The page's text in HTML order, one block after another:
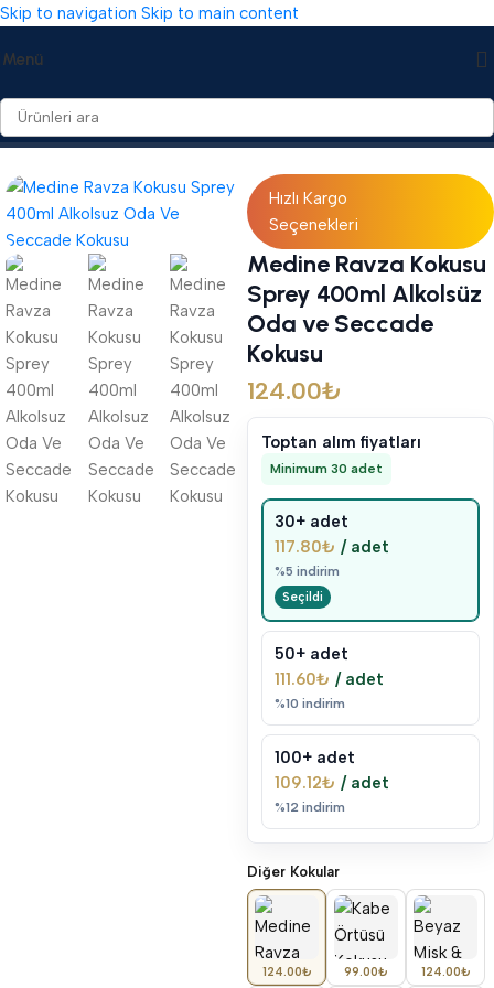
Skip to navigation Skip to main content
Menü
Ana Sayfa/Koku & Parfüm/Oda Spreyi
Hızlı Kargo
Seçenekleri
Medine Ravza Kokusu
Sprey 400ml Alkolsüz
Oda ve Seccade
Kokusu
124.00₺
Toptan alım fiyatları
Minimum 30 adet
30+ adet
117.80₺ / adet
%5 indirim
50+ adet
111.60₺ / adet
%10 indirim
100+ adet
109.12₺ / adet
%12 indirim
Diğer Kokular
124.00₺ 99.00₺ 124.00₺